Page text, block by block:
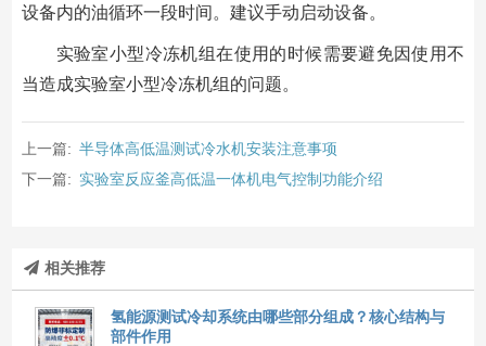
设备内的油循环一段时间。建议手动启动设备。
实验室小型冷冻机组在使用的时候需要避免因使用不
当造成实验室小型冷冻机组的问题。
上一篇: 半导体高低温测试冷水机安装注意事项
下一篇: 实验室反应釜高低温一体机电气控制功能介绍
相关推荐
氢能源测试冷却系统由哪些部分组成？核心结构与
部件作用